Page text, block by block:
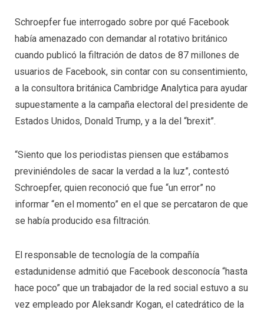
Schroepfer fue interrogado sobre por qué Facebook
había amenazado con demandar al rotativo británico
cuando publicó la filtración de datos de 87 millones de
usuarios de Facebook, sin contar con su consentimiento,
a la consultora británica Cambridge Analytica para ayudar
supuestamente a la campaña electoral del presidente de
Estados Unidos, Donald Trump, y a la del “brexit”.
“Siento que los periodistas piensen que estábamos
previniéndoles de sacar la verdad a la luz”, contestó
Schroepfer, quien reconoció que fue “un error” no
informar “en el momento” en el que se percataron de que
se había producido esa filtración.
El responsable de tecnología de la compañía
estadunidense admitió que Facebook desconocía “hasta
hace poco” que un trabajador de la red social estuvo a su
vez empleado por Aleksandr Kogan, el catedrático de la